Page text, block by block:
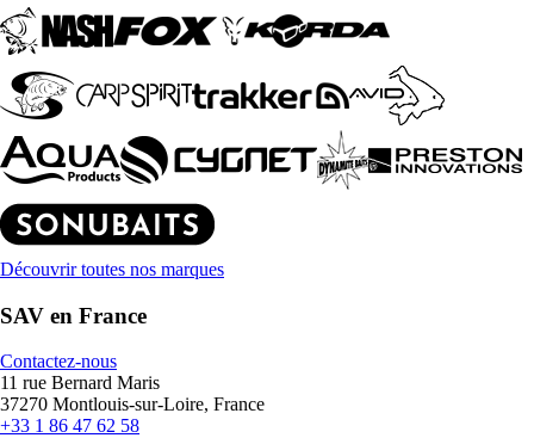
Découvrir toutes nos marques
SAV en France
Contactez-nous
11 rue Bernard Maris
37270 Montlouis-sur-Loire, France
+33 1 86 47 62 58